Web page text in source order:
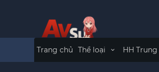
Trang chủ Thể loại HH